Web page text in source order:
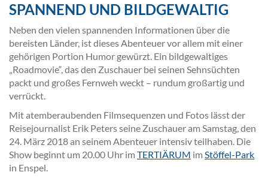
SPANNEND UND BILDGEWALTIG
Neben den vielen spannenden Informationen über die
bereisten Länder, ist dieses Abenteuer vor allem mit einer
gehörigen Portion Humor gewürzt. Ein bildgewaltiges
„Roadmovie“, das den Zuschauer bei seinen Sehnsüchten
packt und großes Fernweh weckt – rundum großartig und
verrückt.
Mit atemberaubenden Filmsequenzen und Fotos lässt der
Reisejournalist Erik Peters seine Zuschauer am Samstag, den
24. März 2018 an seinem Abenteuer intensiv teilhaben. Die
Show beginnt um 20.00 Uhr im TERTIÄRUM im Stöffel-Park
in Enspel.